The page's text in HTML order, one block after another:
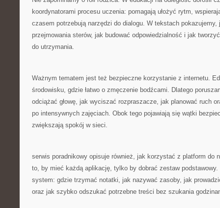
koordynatorami procesu uczenia: pomagają ułożyć rytm,
czasem potrzebują narzędzi do dialogu. W tekstach pokazujemy,
przejmowania sterów, jak budować odpowiedzialność i jak
do utrzymania.
Ważnym tematem jest też bezpieczne korzystanie z internetu.
środowisku, gdzie łatwo o zmęczenie bodźcami. Dlatego
odciążać głowę, jak wyciszać rozpraszacze, jak planować ruch
po intensywnych zajęciach. Obok tego pojawiają się wątki
zwiększają spokój w sieci.
serwis poradnikowy opisuje również, jak korzystać z platform do
to, by mieć każdą aplikację, tylko by dobrać zestaw
system: gdzie trzymać notatki, jak nazywać zasoby, jak
oraz jak szybko odszukać potrzebne treści bez szukania